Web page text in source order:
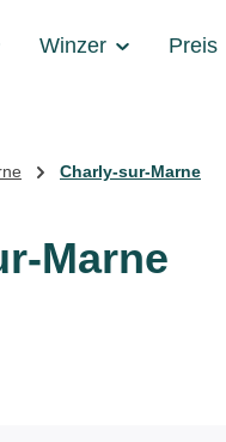
Winzer Preis
Charly-sur-Marne
Marne